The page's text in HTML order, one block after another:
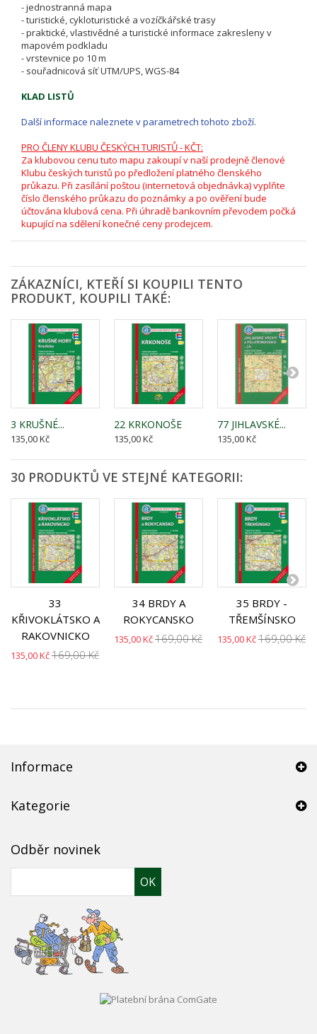
- jednostranná mapa
- turistické, cykloturistické a vozíčkářské trasy
- praktické, vlastivědné a turistické informace zakresleny v
mapovém podkladu
- vrstevnice po 10 m
- souřadnicová síť UTM/UPS, WGS-84
KLAD LISTŮ
Další informace naleznete v parametrech tohoto zboží.
PRO ČLENY KLUBU ČESKÝCH TURISTŮ - KČT:
Za klubovou cenu tuto mapu zakoupí v naší prodejně členové
Klubu českých turistů po předložení platného členského
průkazu. Při zasílání poštou (internetová objednávka) vyplňte
číslo členského průkazu do poznámky a po ověření bude
účtována klubová cena. Při úhradě bankovním převodem počká
kupující na sdělení konečné ceny prodejcem.
ZÁKAZNÍCI, KTEŘÍ SI KOUPILI TENTO
PRODUKT, KOUPILI TAKÉ:
3 KRUŠNÉ...
135,00 Kč
22 KRKONOŠE
135,00 Kč
77 JIHLAVSKÉ...
135,00 Kč
30 PRODUKTŮ VE STEJNÉ KATEGORII:
33
KŘIVOKLÁTSKO A
RAKOVNICKO
135,00 Kč169,00 Kč
34 BRDY A
ROKYCANSKO
135,00 Kč169,00 Kč
35 BRDY -
TŘEMŠÍNSKO
135,00 Kč169,00 Kč
Informace
Kategorie
Odběr novinek
OK